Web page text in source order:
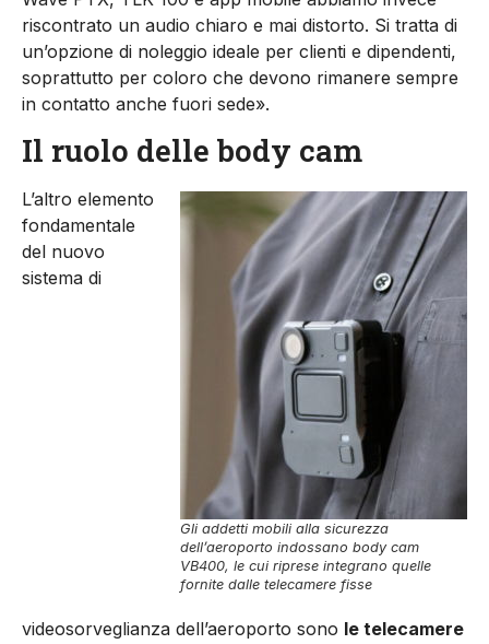
riscontrato un audio chiaro e mai distorto. Si tratta di
un’opzione di noleggio ideale per clienti e dipendenti,
soprattutto per coloro che devono rimanere sempre
in contatto anche fuori sede».
Il ruolo delle body cam
Gli addetti mobili alla sicurezza
dell’aeroporto indossano body cam
VB400, le cui riprese integrano quelle
fornite dalle telecamere fisse
L’altro elemento
fondamentale
del nuovo
sistema di
videosorveglianza dell’aeroporto sono le telecamere